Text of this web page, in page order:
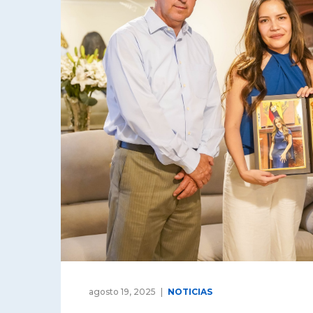
agosto 19, 2025 NOTICIAS